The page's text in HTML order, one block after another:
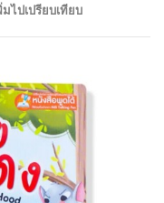
มไปเปรียบเทียบ